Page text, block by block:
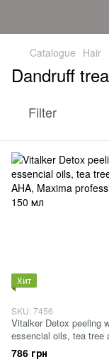
Catalogue Hair
Dandruff
Filter
Хит
SKU: 7456
Vitalker Detox peeling
essencial oils, tea tree
Maxima professional,
786 грн